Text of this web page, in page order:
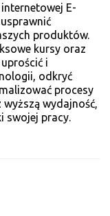
E-
produktów.
kursy oraz
i
odkryć
procesy
wydajność,
swojej pracy.